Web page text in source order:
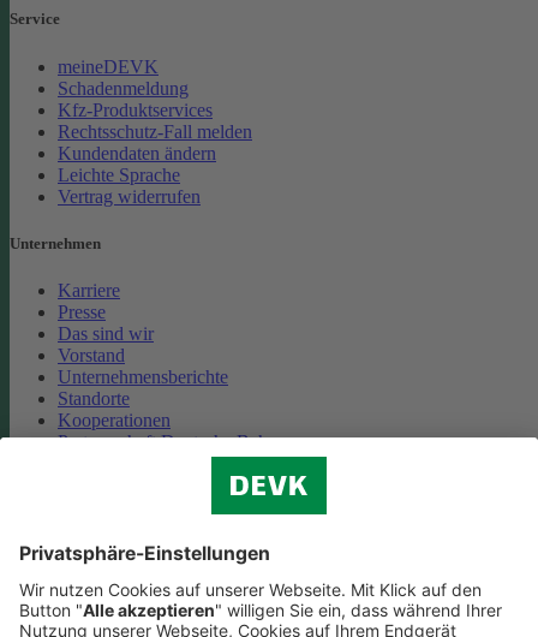
Service
meineDEVK
Schadenmeldung
Kfz-Produktservices
Rechtsschutz-Fall melden
Kundendaten ändern
Leichte Sprache
Vertrag widerrufen
Unternehmen
Karriere
Presse
Das sind wir
Vorstand
Unternehmensberichte
Standorte
Kooperationen
Partnerschaft Deutsche Bahn